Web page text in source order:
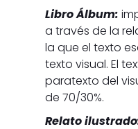
Libro Álbum:
a través de la
la que el texto
texto visual. El
paratexto del
de 70/30%.
Relato